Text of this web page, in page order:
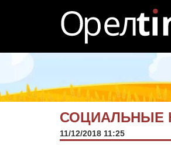
СОЦИАЛЬНЫЕ
11/12/2018 11:25